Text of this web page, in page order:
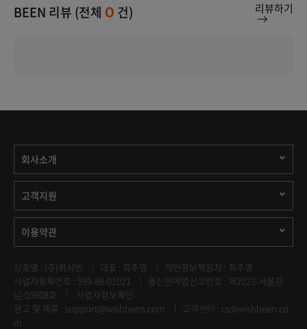
BEEN 리뷰 (전체 0 건) 리뷰하기
회사소개
고객지원
이용약관
상호명 : (주)위시빈 대표 : 최주영
개인정보책임자 : 최주영
사업자등록번호 : 599-88-01021
통신판매업신고번호 : 제2023-서울강
남-05908호
사업자정보확인
광고 및 제휴 : support@wishbeen.com
고객센터 : cs@wishbeen.co
m